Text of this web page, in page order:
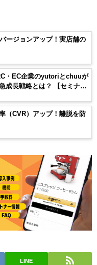
ージョンアップ！実店舗の
・EC企業のyutoriとchuuが
成長戦略とは？ 【セミナー
（CVR）アップ！離脱を防
LINE